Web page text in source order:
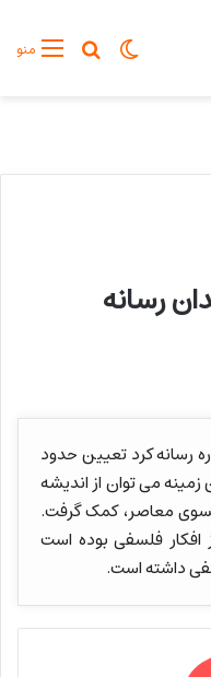
منوجستجو
تغییر پوسته
رسانه
رسانه کرد تعیین حدود
می توان از اندیشه
معاصر، کمک گرفت.
افکار فلسفی بوده است
داشته است.